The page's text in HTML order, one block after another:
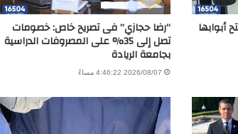
أبوابها “رضا حجازي” فى تصريح خاص: خصومات
تصل إلى 35% على المصروفات الدراسية
بجامعة الريادة
2026/08/07 4:46:22 مساءً